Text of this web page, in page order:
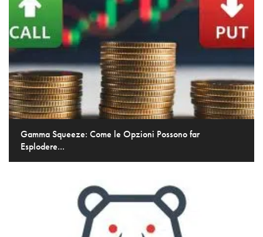
Gamma Squeeze: Come le Opzioni Possono far
Esplodere...